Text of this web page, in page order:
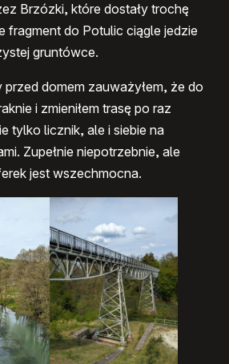
Brzózki, które dostały trochę
fragment do Potulic ciągle jedzie
gruntówce.
domem zauważyłem, że do
i zmieniłem trasę po raz
tylko licznik, ale i siebie na
Zupełnie niepotrzebnie, ale
jest wszechmocna.